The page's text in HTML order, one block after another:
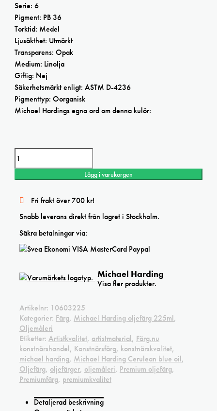
Serie: 6
Pigment: PB 36
Torktid: Medel
Ljusäkthet: Utmärkt
Transparens: Opak
Medium: Linolja
Giftig: Nej
Säkerhetsmärkt enligt: ASTM D-4236
Pigmenttyp: Oorganisk
Michael Hardings egna ord om denna kulör:
Lägg i varukorgen
Fri frakt över 700 kr!
Snabb leverans direkt från lagret i Stockholm.
Säkra betalningar via:
Michael Harding
Visa fler produkter.
Artikelnr: 10603225
Kategorier: Färg, Michael Harding oljefärg 225ml,
Oljemåleri
Etiketter: Artistkvalitet, artistmaterial, Färg.nu
konstnärshandel, Konstnärsfärg, konstnärskvalitet,
michael harding, Michael Harding Cerulean blue oil,
Oljefärg, oljefärger, oljemåleri, Premium oljefärg,
Premiumfärg, premiumkvalitet
Detaljerad beskrivning